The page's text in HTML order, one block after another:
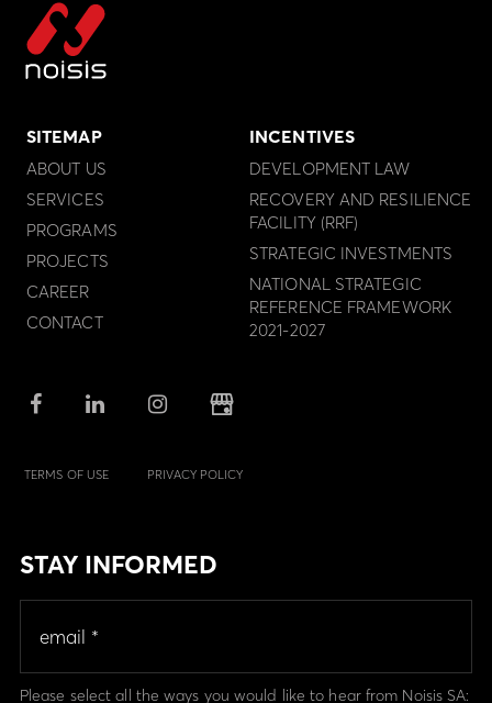
SITEMAP
ABOUT US
SERVICES
PROGRAMS
PROJECTS
CAREER
CONTACT
INCENTIVES
DEVELOPMENT LAW
RECOVERY AND RESILIENCE
FACILITY (RRF)
STRATEGIC INVESTMENTS
NATIONAL STRATEGIC
REFERENCE FRAMEWORK
2021-2027
TERMS OF USE PRIVACY POLICY
STAY INFORMED
Please select all the ways you would like to hear from Noisis SA: